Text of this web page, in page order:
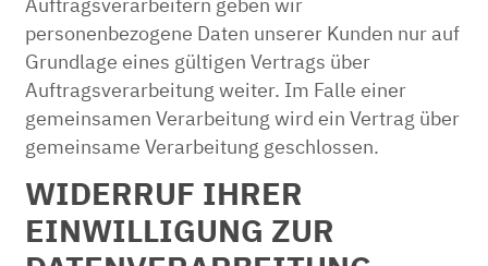
personenbezogene Daten unserer Kunden nur auf
Grundlage eines gültigen Vertrags über
Auftragsverarbeitung weiter. Im Falle einer
gemeinsamen Verarbeitung wird ein Vertrag über
gemeinsame Verarbeitung geschlossen.
WIDERRUF IHRER
EINWILLIGUNG ZUR